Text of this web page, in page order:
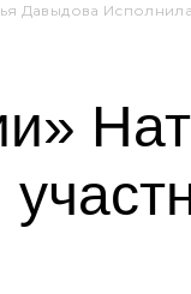
Давыдова